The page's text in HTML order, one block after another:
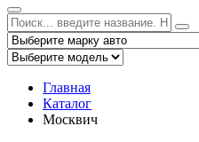
Главная
Каталог
Москвич